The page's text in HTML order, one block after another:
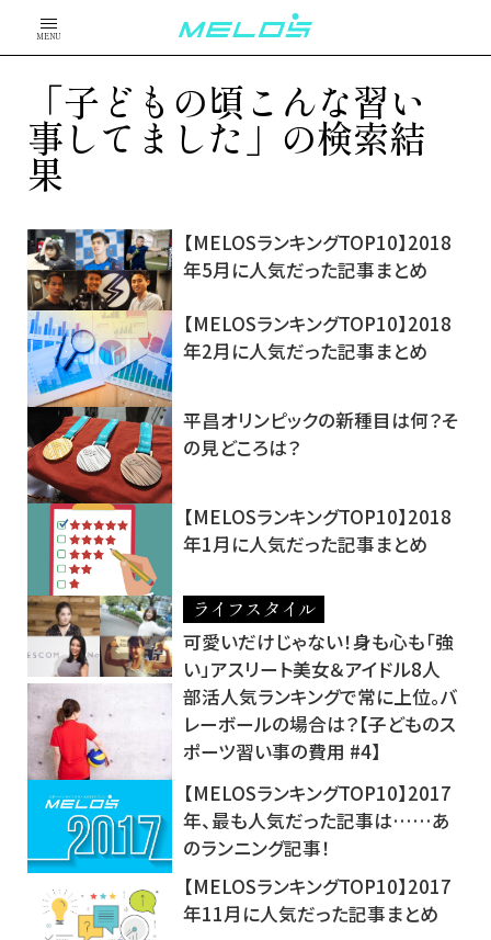
MENU
「子どもの頃こんな習い
事してました」の検索結
果
【MELOSランキングTOP10】2018
年5月に人気だった記事まとめ
【MELOSランキングTOP10】2018
年2月に人気だった記事まとめ
平昌オリンピックの新種目は何？そ
の見どころは？
【MELOSランキングTOP10】2018
年1月に人気だった記事まとめ
ライフスタイル
可愛いだけじゃない！身も心も「強
い」アスリート美女＆アイドル8人
部活人気ランキングで常に上位。バ
レーボールの場合は？【子どものス
ポーツ習い事の費用 #4】
【MELOSランキングTOP10】2017
年、最も人気だった記事は……あ
のランニング記事！
【MELOSランキングTOP10】2017
年11月に人気だった記事まとめ